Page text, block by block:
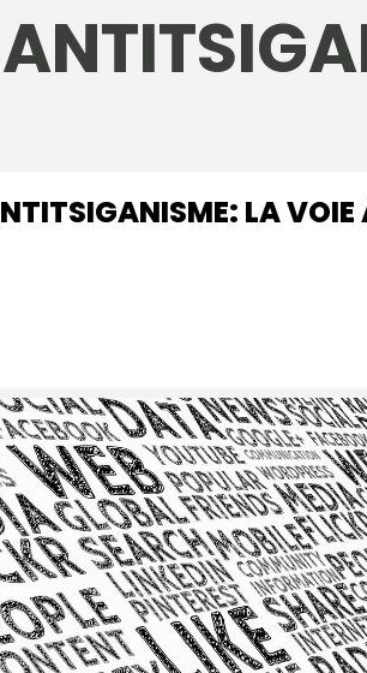
JUILLET
LA VOIE